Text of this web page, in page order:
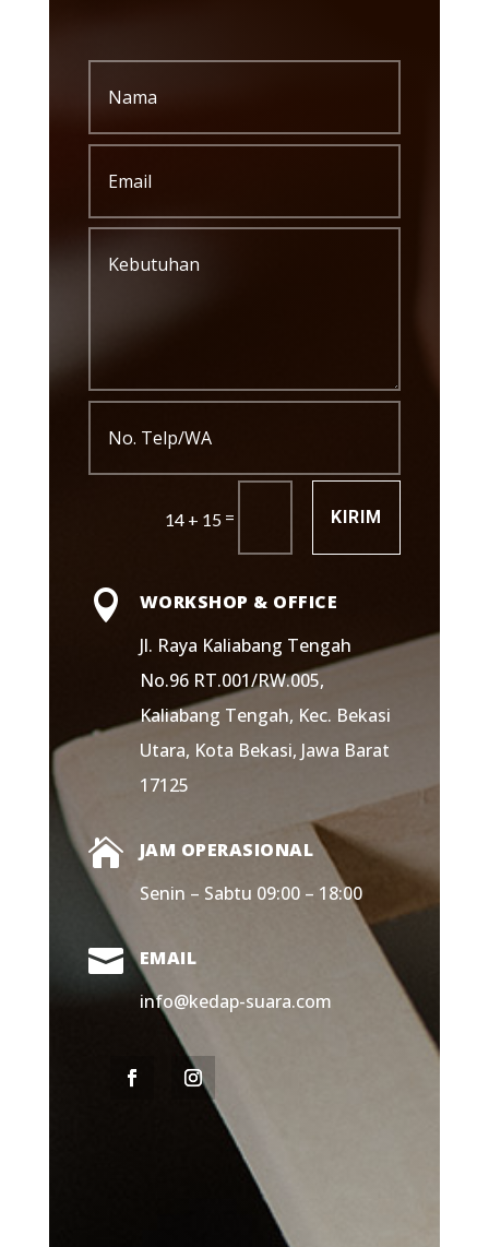
14 + 15 = KIRIM

WORKSHOP & OFFICE
Jl. Raya Kaliabang Tengah
No.96 RT.001/RW.005,
Kaliabang Tengah, Kec. Bekasi
Utara, Kota Bekasi, Jawa Barat
17125

JAM OPERASIONAL
Senin – Sabtu 09:00 – 18:00

EMAIL
info@kedap-suara.com